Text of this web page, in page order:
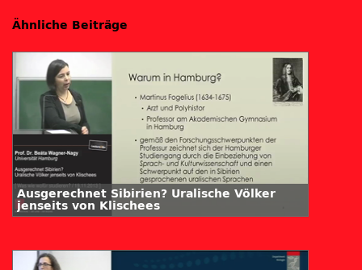
Ähnliche Beiträge
Ausgerechnet Sibirien? Uralische Völker
jenseits von Klischees